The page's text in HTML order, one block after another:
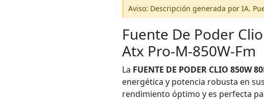
Aviso: Descripción generada por IA.
Fuente De Poder
Atx Pro-M-850W-Fm
La FUENTE DE PODER CLIO 850W
energética y potencia robusta en
rendimiento óptimo y es perfecta